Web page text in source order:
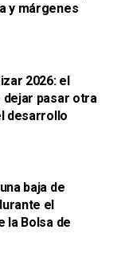
y márgenes
2026: el
dejar pasar otra
desarrollo
baja de
el
la Bolsa de